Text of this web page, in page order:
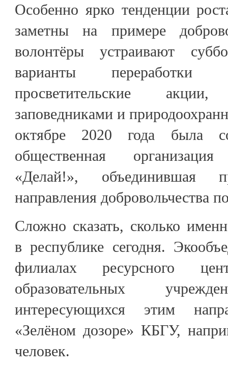
Особенно ярко тенденции
заметны на примере
волонтёры устраивают
варианты переработки
просветительские
заповедниками и
октябре 2020 года была
общественная организация
«Делай!», объединившая
направления добровольчества
Сложно сказать, сколько
в республике сегодня.
филиалах ресурсного
образовательных
интересующихся этим
«Зелёном дозоре» КБГУ,
человек.